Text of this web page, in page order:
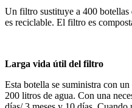
Un filtro sustituye a 400 botellas
es reciclable. El filtro es
Larga vida útil del filtro
Esta botella se suministra con
200 litros de agua. Con una